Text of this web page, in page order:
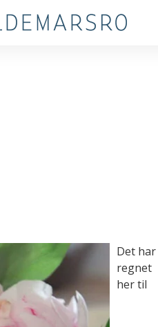
Det har
regnet
her til